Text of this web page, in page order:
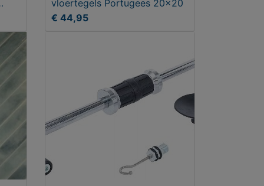
vloertegels Portugees 20x20
€ 44,95